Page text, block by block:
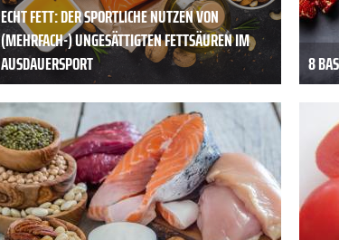
ECHT FETT: DER SPORTLICHE NUTZEN VON
(MEHRFACH-) UNGESÄTTIGTEN FETTSÄUREN IM
AUSDAUERSPORT
8